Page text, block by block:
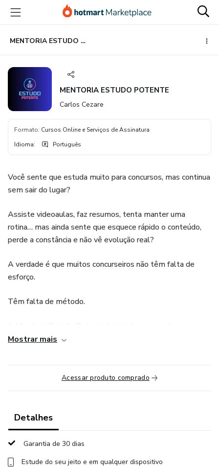
para
conteúdo
principal
para
pagamento
para
rodapé
MENTORIA ESTUDO POTENTE
MENTORIA ESTUDO POTENTE
Carlos Cezare
Formato: Cursos Online e Serviços de Assinatura
Idioma: Português
Você sente que estuda muito para concursos, mas continua
sem sair do lugar?
Assiste videoaulas, faz resumos, tenta manter uma
rotina… mas ainda sente que esquece rápido o conteúdo,
perde a constância e não vê evolução real?
A verdade é que muitos concurseiros não têm falta de
esforço.
Têm falta de método.
concurseiros que já estudam a conquistarem aprovação
Aqui, você aprenderá a:
✅ organizar sua rotina de estudos
Mostrar mais
Acessar produto comprado
Detalhes
Garantia de 30 dias
Estude do seu jeito e em qualquer dispositivo